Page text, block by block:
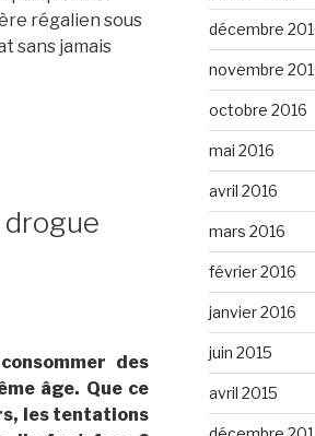
régalien sous
sans jamais
drogue
des
âge. Que ce
les tentations
décembre
novembre
octobre 2016
mai 2016
avril 2016
mars 2016
février 2016
janvier 2016
juin 2015
avril 2015